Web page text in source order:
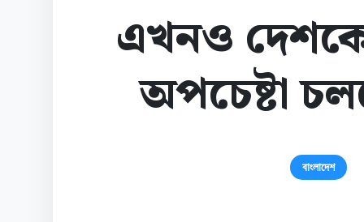
এখনও দেশকে
অপচেষ্টা
বাংলাদেশ